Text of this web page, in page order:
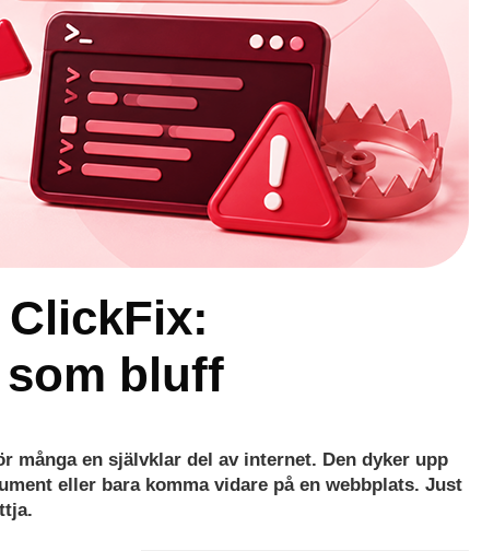
bluff
många en självklar del av internet. Den dyker upp
eller bara komma vidare på en webbplats. Just